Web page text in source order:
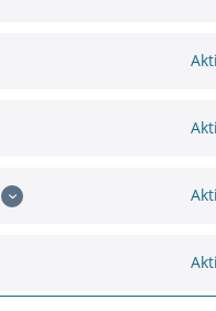
7630049615908